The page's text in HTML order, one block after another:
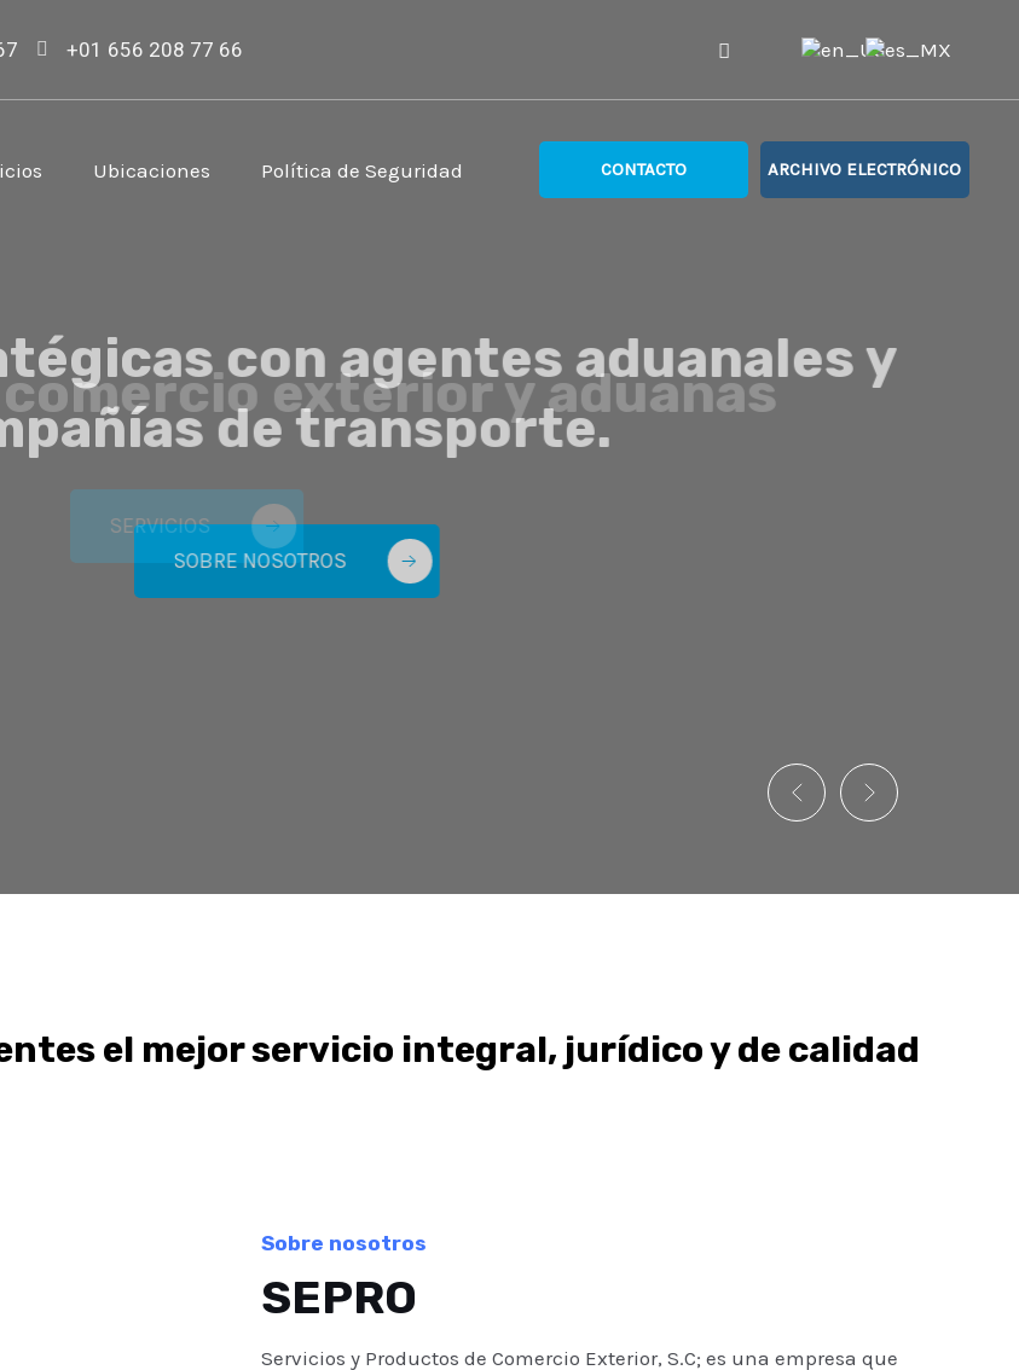
+01 656 208 77 66
Ubicaciones Política de Seguridad CONTACTO ARCHIVO ELECTRÓNICO
con agentes aduanales y
de transporte.
SOBRE NOSOTROS
el mejor servicio integral, jurídico y de calidad
Sobre nosotros
SEPRO
Servicios y Productos de Comercio Exterior, S.C; es una empresa que